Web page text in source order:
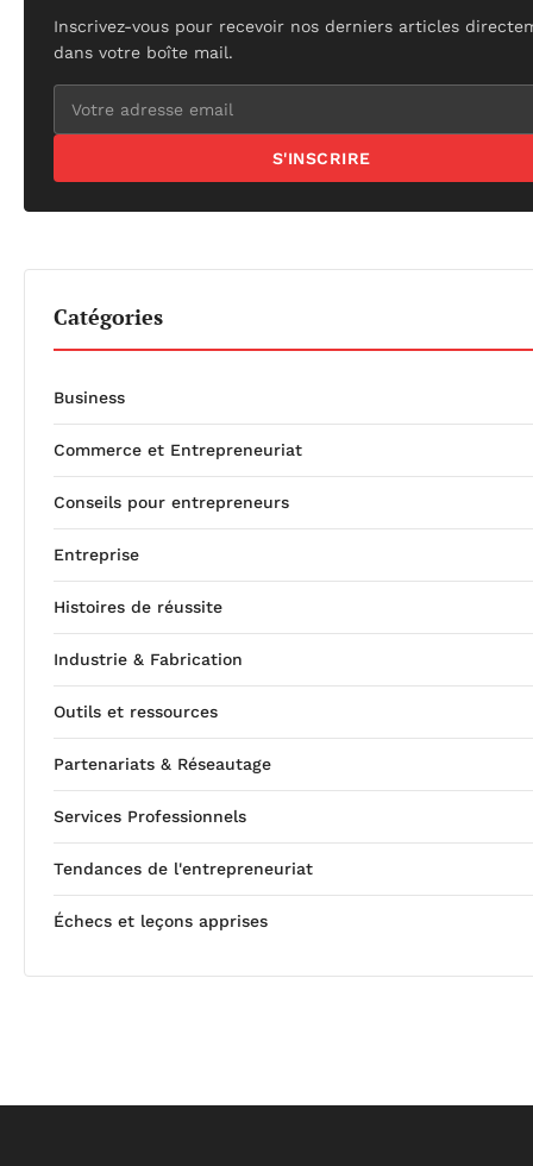
Inscrivez-vous pour recevoir nos derniers articles
dans votre boîte mail.
S'INSCRIRE
Catégories
Business
Commerce et Entrepreneuriat
Conseils pour entrepreneurs
Entreprise
Histoires de réussite
Industrie & Fabrication
Outils et ressources
Partenariats & Réseautage
Services Professionnels
Tendances de l'entrepreneuriat
Échecs et leçons apprises